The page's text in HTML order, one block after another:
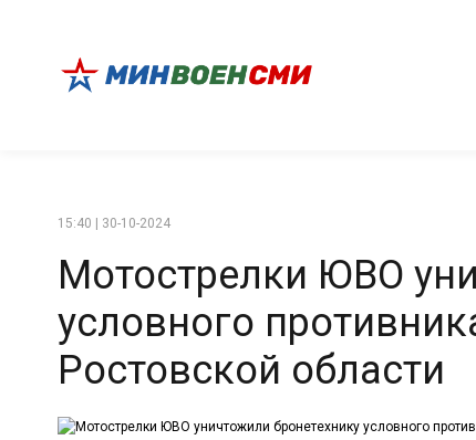
15:40 | 30-10-2024
Мотострелки ЮВО
условного
Ростовской области